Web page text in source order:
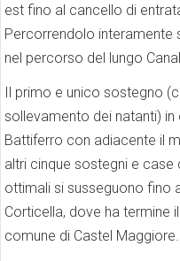
est fino al cancello di
Percorrendolo interamente
nel percorso del lungo
Il primo e unico sostegno
sollevamento dei natanti)
Battiferro con adiacente il
altri cinque sostegni e case
ottimali si susseguono fino
Corticella, dove ha termine
comune di Castel Maggiore.